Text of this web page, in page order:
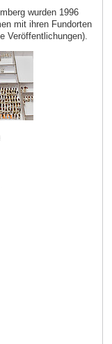
wurden 1996
mit ihren Fundorten
Veröffentlichungen).